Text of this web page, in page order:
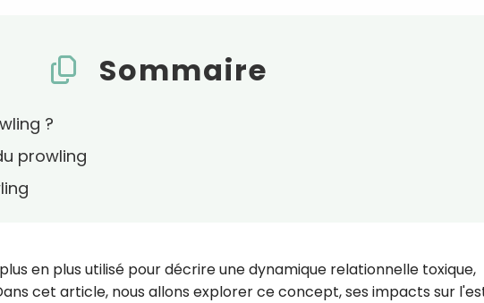
Sommaire
?
prowling
en plus utilisé pour décrire une dynamique relationnelle toxique,
cet article, nous allons explorer ce concept, ses impacts sur